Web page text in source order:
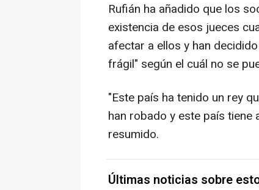
Rufián ha añadido que los
existencia de esos jueces
afectar a ellos y han
frágil" según el cuál no se
"Este país ha tenido un rey
han robado y este país tiene
resumido.
Últimas noticias sobre